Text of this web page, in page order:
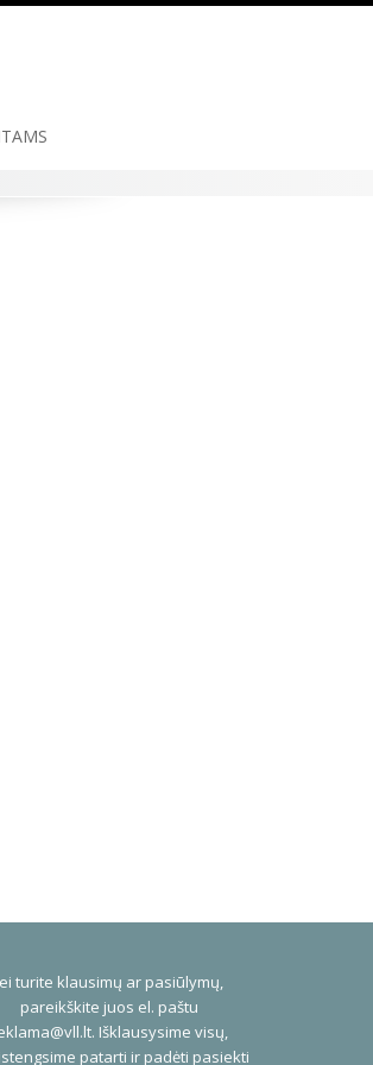
turite klausimų ar pasiūlymų,
pareikškite juos el. paštu
. Išklausysime visų,
patarti ir padėti pasiekti